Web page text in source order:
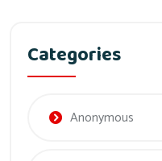
Categories
Anonymous